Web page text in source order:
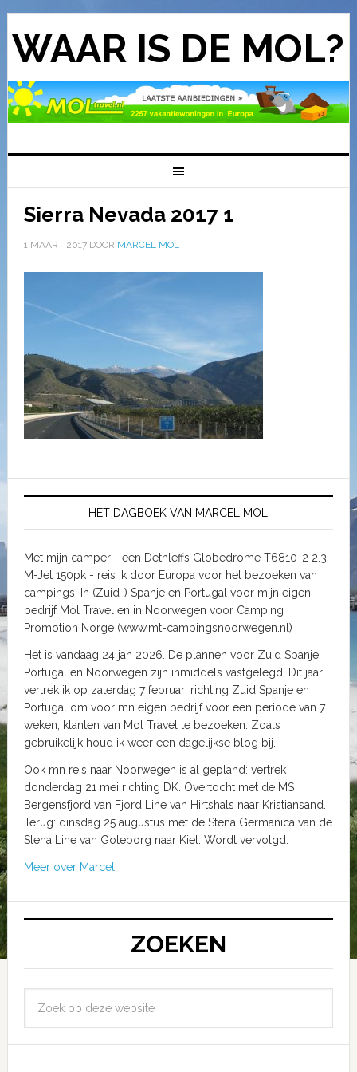
WAAR IS DE MOL?
Sierra Nevada 2017 1
1 MAART 2017DOOR MARCEL MOL
HET DAGBOEK VAN MARCEL MOL
Met mijn camper - een Dethleffs Globedrome T6810-2 2.3
M-Jet 150pk - reis ik door Europa voor het bezoeken van
campings. In (Zuid-) Spanje en Portugal voor mijn eigen
bedrijf Mol Travel en in Noorwegen voor Camping
Promotion Norge (www.mt-campingsnoorwegen.nl)
Het is vandaag 24 jan 2026. De plannen voor Zuid Spanje,
Portugal en Noorwegen zijn inmiddels vastgelegd. Dit jaar
vertrek ik op zaterdag 7 februari richting Zuid Spanje en
Portugal om voor mn eigen bedrijf voor een periode van 7
weken, klanten van Mol Travel te bezoeken. Zoals
gebruikelijk houd ik weer een dagelijkse blog bij.
Ook mn reis naar Noorwegen is al gepland: vertrek
donderdag 21 mei richting DK. Overtocht met de MS
Bergensfjord van Fjord Line van Hirtshals naar Kristiansand.
Terug: dinsdag 25 augustus met de Stena Germanica van de
Stena Line van Goteborg naar Kiel. Wordt vervolgd.
Meer over Marcel
ZOEKEN